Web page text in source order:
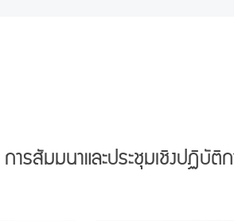
การสัมมนาและประชุมเชิงปฏิบั